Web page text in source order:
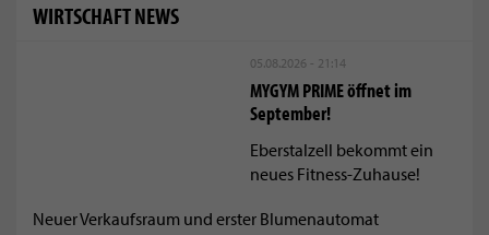
WIRTSCHAFT NEWS
05.08.2026 - 21:14
MYGYM PRIME öffnet im
September!
Eberstalzell bekommt ein
neues Fitness-Zuhause!
Neuer Verkaufsraum und erster Blumenautomat